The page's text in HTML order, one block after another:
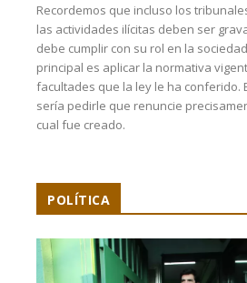
Recordemos que incluso los
las actividades ilícitas deben ser
debe cumplir con su rol en la
principal es aplicar la normativa
facultades que la ley le ha conferido.
sería pedirle que renuncie
cual fue creado.
POLÍTICA